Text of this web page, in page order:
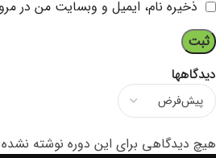
دیدگاهها
هیچ دیدگاهی برای این دوره نوشته
ذخیره نام، ایمیل و وبسایت من در